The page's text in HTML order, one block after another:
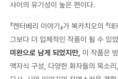
사이의 유기성이 높은 편이다.
『캔터베리 이야기』가 복카치오의 『
그보다 더 입체적인 작품이 될 수 있
미완으로 남게 되었지만, 이 작품은
액자식 구성, 다양한 화자들의 목소